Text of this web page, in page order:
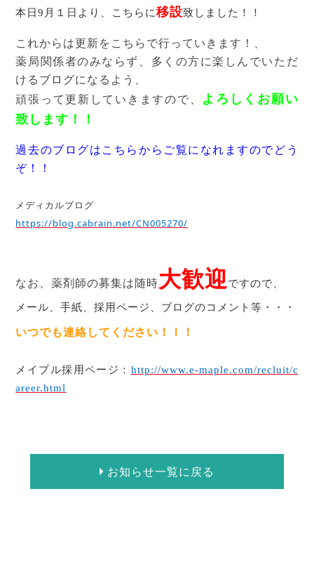
本日9月１日より、こちらに移設致しました！！
これからは更新をこちらで行っていきます！、
薬局関係者のみならず、多くの方に楽しんでいただ
けるブログになるよう、
頑張って更新していきますので、 よろしくお願い
致します！！
過去のブログはこちらからご覧になれますのでどう
ぞ！！
メディカルブログ
https://blog.cabrain.net/CN005270/
なお、薬剤師の募集は随時大歓迎 ですので、
メール、手紙、採用ページ、ブログのコメント等・・・
いつでも連絡してください！！！
メイプル採用ページ： http://www.e-maple.com/recluit/c
areer.html
お知らせ一覧に戻る